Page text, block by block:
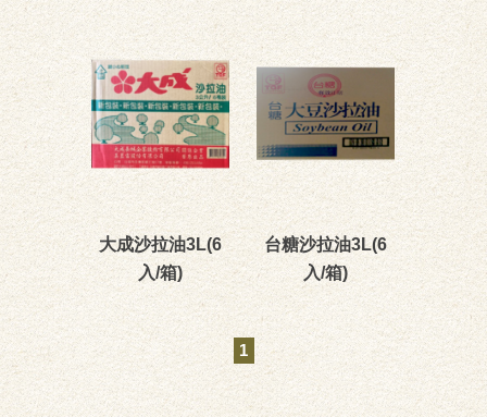
大成沙拉油3L(6
入/箱)
台糖沙拉油3L(6
入/箱)
1